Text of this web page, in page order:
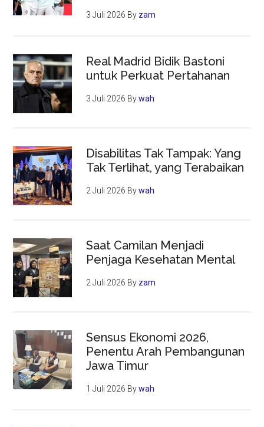
3 Juli 2026 By zam
Real Madrid Bidik Bastoni
untuk Perkuat Pertahanan
3 Juli 2026 Bywah
Disabilitas Tak Tampak: Yang
Tak Terlihat, yang Terabaikan
2 Juli 2026 Bywah
Saat Camilan Menjadi
Penjaga Kesehatan Mental
2 Juli 2026 By zam
Sensus Ekonomi 2026,
Penentu Arah Pembangunan
Jawa Timur
1 Juli 2026 Bywah